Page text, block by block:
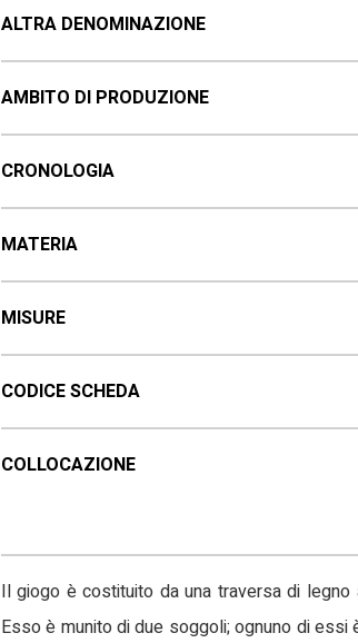
ALTRA DENOMINAZIONE
AMBITO DI PRODUZIONE
CRONOLOGIA
MATERIA
MISURE
CODICE SCHEDA
COLLOCAZIONE
Il giogo è costituito da una traversa di
Esso è munito di due soggoli; ognuno di